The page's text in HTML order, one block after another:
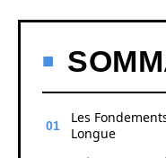
Les
Longue